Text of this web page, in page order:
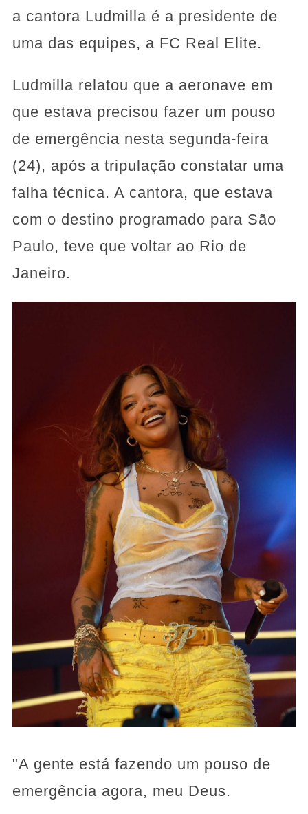
a cantora Ludmilla é a presidente de
uma das equipes, a FC Real Elite.
Ludmilla relatou que a aeronave em
que estava precisou fazer um pouso
de emergência nesta segunda-feira
(24), após a tripulação constatar uma
falha técnica. A cantora, que estava
com o destino programado para São
Paulo, teve que voltar ao Rio de
Janeiro.
"A gente está fazendo um pouso de
emergência agora, meu Deus.